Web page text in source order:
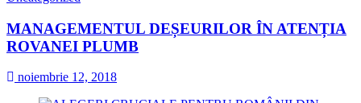
MANAGEMENTUL DEȘEURILOR ÎN ATENȚIA
ROVANEI PLUMB
noiembrie 12, 2018